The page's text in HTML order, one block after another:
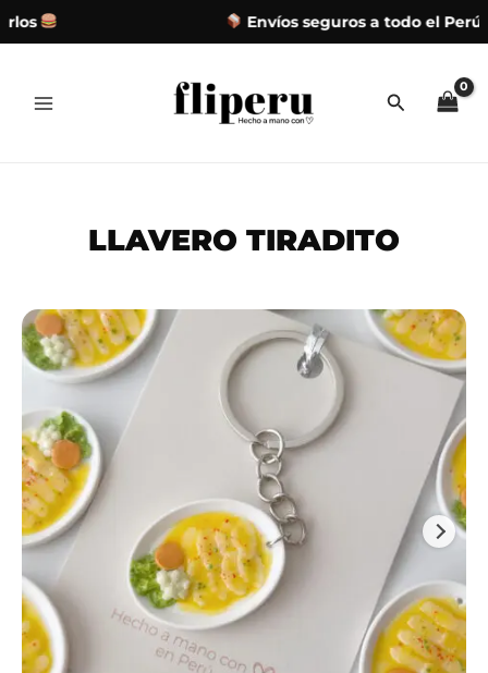
Envíos seguros a todo el Perú
contenido
LLAVERO TIRADITO